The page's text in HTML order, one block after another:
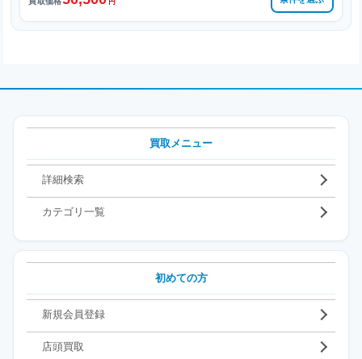
円
買取メニュー
詳細検索
カテゴリ一覧
初めての方
新規会員登録
店頭買取